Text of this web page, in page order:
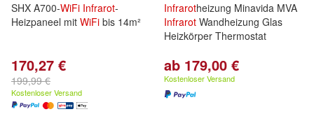
SHX A700-WiFi Infrarot-
Heizpaneel mit WiFi bis 14m²
170,27 €
199,99 €
Kostenloser Versand
Infrarotheizung Minavida MVA
Infrarot Wandheizung Glas
Heizkörper Thermostat
ab 179,00 €
Kostenloser Versand